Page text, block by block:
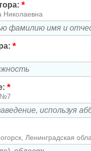
*
Николаевна
*
*
№7
Ленинградская